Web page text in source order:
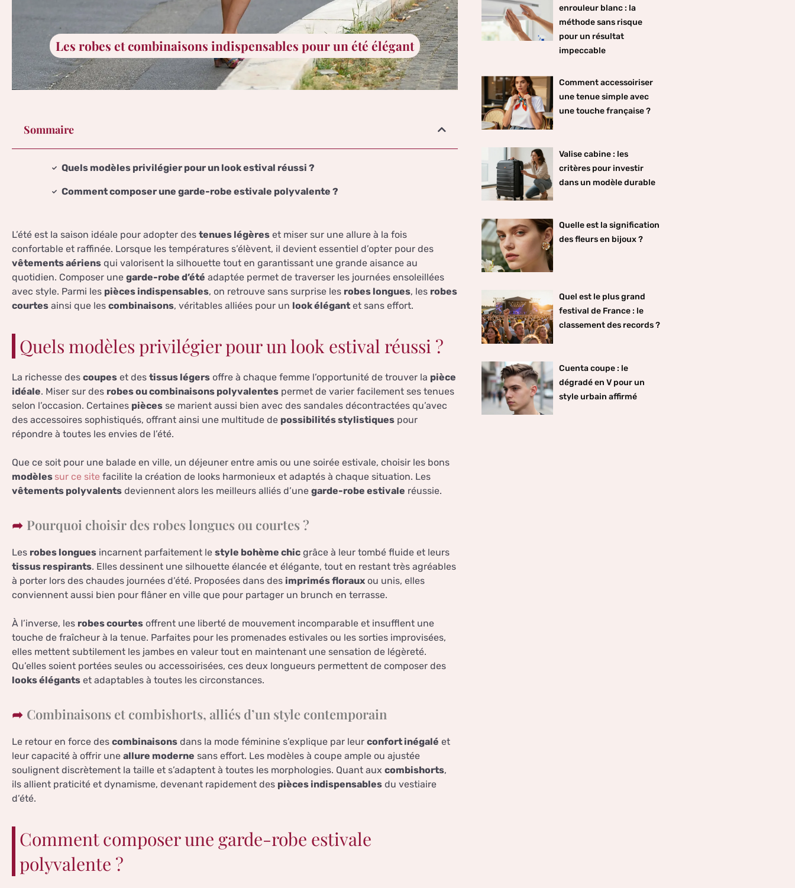
Les robes et combinaisons indispensables pour un été élégant
Sommaire
Quels modèles privilégier pour un look estival réussi ?
Comment composer une garde-robe estivale polyvalente ?
L’été est la saison idéale pour adopter des tenues légères et miser sur une allure à la fois
confortable et raffinée. Lorsque les températures s’élèvent, il devient essentiel d’opter pour des
vêtements aériens qui valorisent la silhouette tout en garantissant une grande aisance au
quotidien. Composer une garde-robe d’été adaptée permet de traverser les journées ensoleillées
avec style. Parmi les pièces indispensables, on retrouve sans surprise les robes longues, les robes
courtes ainsi que les combinaisons, véritables alliées pour un look élégant et sans effort.
Quels modèles privilégier pour un look estival réussi ?
La richesse des coupes et des tissus légers offre à chaque femme l’opportunité de trouver la pièce
idéale. Miser sur des robes ou combinaisons polyvalentes permet de varier facilement ses tenues
selon l’occasion. Certaines pièces se marient aussi bien avec des sandales décontractées qu’avec
des accessoires sophistiqués, offrant ainsi une multitude de possibilités stylistiques pour
répondre à toutes les envies de l’été.
Que ce soit pour une balade en ville, un déjeuner entre amis ou une soirée estivale, choisir les bons
modèlessur ce site facilite la création de looks harmonieux et adaptés à chaque situation. Les
vêtements polyvalents deviennent alors les meilleurs alliés d’une garde-robe estivale réussie.
Pourquoi choisir des robes longues ou courtes ?
Les robes longues incarnent parfaitement le style bohème chic grâce à leur tombé fluide et leurs
tissus respirants. Elles dessinent une silhouette élancée et élégante, tout en restant très agréables
à porter lors des chaudes journées d’été. Proposées dans des imprimés floraux ou unis, elles
conviennent aussi bien pour flâner en ville que pour partager un brunch en terrasse.
À l’inverse, les robes courtes offrent une liberté de mouvement incomparable et insufflent une
touche de fraîcheur à la tenue. Parfaites pour les promenades estivales ou les sorties improvisées,
elles mettent subtilement les jambes en valeur tout en maintenant une sensation de légèreté.
Qu’elles soient portées seules ou accessoirisées, ces deux longueurs permettent de composer des
looks élégants et adaptables à toutes les circonstances.
Combinaisons et combishorts, alliés d’un style contemporain
Le retour en force des combinaisons dans la mode féminine s’explique par leur confort inégalé et
leur capacité à offrir une allure moderne sans effort. Les modèles à coupe ample ou ajustée
soulignent discrètement la taille et s’adaptent à toutes les morphologies. Quant aux combishorts,
ils allient praticité et dynamisme, devenant rapidement des pièces indispensables du vestiaire
d’été.
Comment composer une garde-robe estivale
polyvalente ?
enrouleur blanc : la
méthode sans risque
pour un résultat
impeccable
Comment accessoiriser
une tenue simple avec
une touche française ?
Valise cabine : les
critères pour investir
dans un modèle durable
Quelle est la signification
des fleurs en bijoux ?
Quel est le plus grand
festival de France : le
classement des records ?
Cuenta coupe : le
dégradé en V pour un
style urbain affirmé